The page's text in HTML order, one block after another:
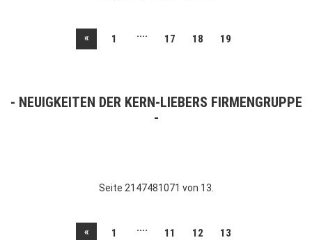
« 1 .... 17 18 19
NEUIGKEITEN DER KERN-LIEBERS FIRMENGRUPPE
Seite 2147481071 von 13.
« 1 .... 11 12 13